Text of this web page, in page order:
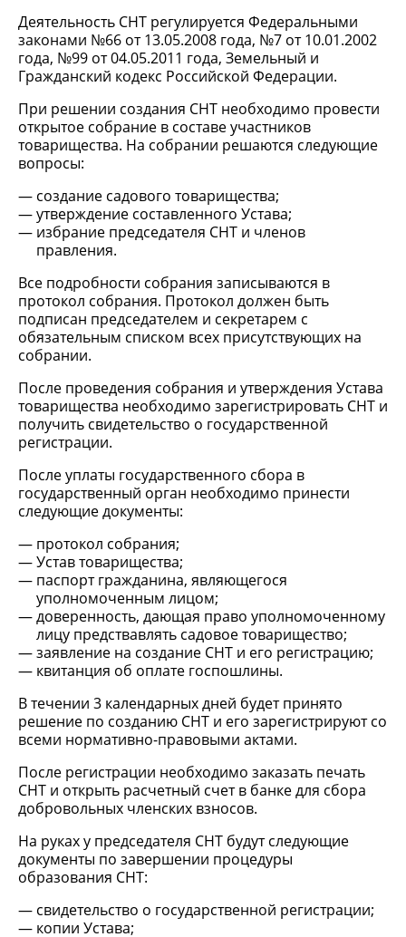
Деятельность СНТ регулируется Федеральными
законами №66 от 13.05.2008 года, №7 от 10.01.2002
года, №99 от 04.05.2011 года, Земельный и
Гражданский кодекс Российской Федерации.
При решении создания СНТ необходимо провести
открытое собрание в составе участников
товарищества. На собрании решаются следующие
вопросы:
создание садового товарищества;
утверждение составленного Устава;
избрание председателя СНТ и членов
правления.
Все подробности собрания записываются в
протокол собрания. Протокол должен быть
подписан председателем и секретарем с
обязательным списком всех присутствующих на
собрании.
После проведения собрания и утверждения Устава
товарищества необходимо зарегистрировать СНТ и
получить свидетельство о государственной
регистрации.
После уплаты государственного сбора в
государственный орган необходимо принести
следующие документы:
протокол собрания;
Устав товарищества;
паспорт гражданина, являющегося
уполномоченным лицом;
доверенность, дающая право уполномоченному
лицу предствавлять садовое товарищество;
заявление на создание СНТ и его регистрацию;
квитанция об оплате госпошлины.
В течении 3 календарных дней будет принято
решение по созданию СНТ и его зарегистрируют со
всеми нормативно-правовыми актами.
После регистрации необходимо заказать печать
СНТ и открыть расчетный счет в банке для сбора
добровольных членских взносов.
На руках у председателя СНТ будут следующие
документы по завершении процедуры
образования СНТ:
свидетельство о государственной регистрации;
копии Устава;